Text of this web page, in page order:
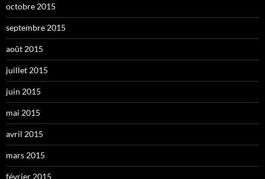
octobre 2015
septembre 2015
août 2015
juillet 2015
juin 2015
mai 2015
avril 2015
mars 2015
février 2015